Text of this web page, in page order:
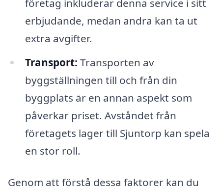
erbjudande, medan andra kan ta ut
extra avgifter.
Transport: Transporten av
byggställningen till och från din
byggplats är en annan aspekt som
påverkar priset. Avståndet från
företagets lager till Sjuntorp kan spela
en stor roll.
Genom att förstå dessa faktorer kan du